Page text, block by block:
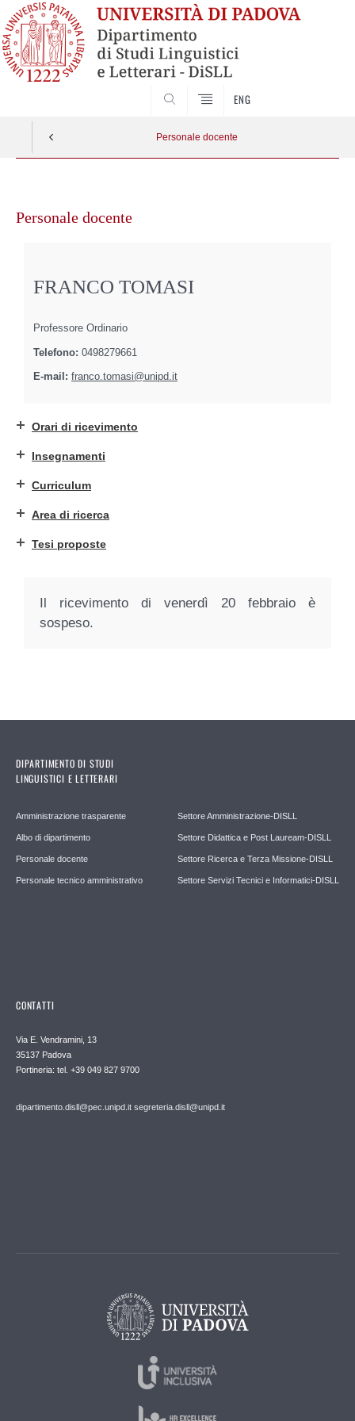
ENG
Personale docente
contenuto
Personale docente
FRANCO TOMASI
Professore Ordinario
Telefono: 0498279661
E-mail: franco.tomasi@unipd.it
Orari di ricevimento
Insegnamenti
Curriculum
Area di ricerca
Tesi proposte
Il ricevimento di venerdì 20 febbraio è
sospeso.
DIPARTIMENTO DI STUDI
LINGUISTICI E LETTERARI
Amministrazione trasparente
Albo di dipartimento
Personale docente
Personale tecnico amministrativo
Settore Amministrazione-DISLL
Settore Didattica e Post Lauream-DISLL
Settore Ricerca e Terza Missione-DISLL
Settore Servizi Tecnici e Informatici-DISLL
CONTATTI
Via E. Vendramini, 13
35137 Padova
Portineria: tel. +39 049 827 9700
dipartimento.disll@pec.unipd.it segreteria.disll@unipd.it